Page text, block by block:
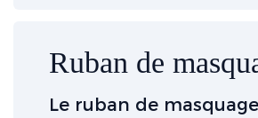
Ruban de
Le ruban de